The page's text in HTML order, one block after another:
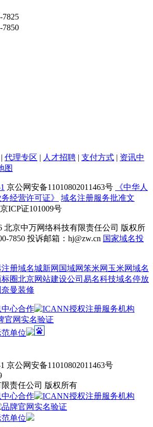
7825
7850
| 代理专区 | 人才招聘 | 支付方式 | 资讯中
图
京公网安备11010802011463号
《中华人
经营许可证》
域名注册服务批准文
京ICP证101009号
北京中万网络科技有限责任公司 版权所
7850 投诉邮箱：hj@zw.cn 国家域名投
册域名城新网 国域网笨米网 玉米网域名
圈北京网站建设公司 易名科技域名停放
奈曼装修
京公网安备11010802011463号
责任公司 版权所有